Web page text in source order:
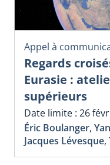
Appel à
Regards
Eurasie :
supérieurs
Date limite : 26
Éric Boulanger,
Jacques Lévesque,